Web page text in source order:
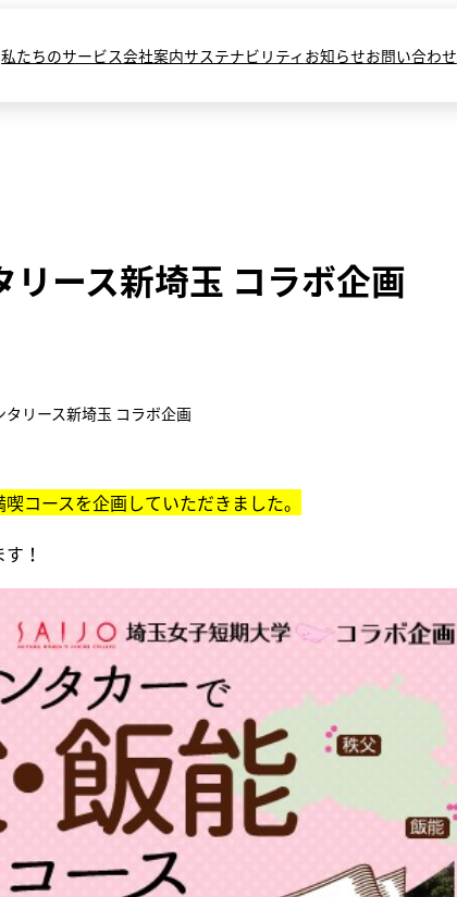
私たちのサービス会社案内サステナビリティ お知らせお問い合わせ
ース新埼玉 コラボ企画
リース新埼玉 コラボ企画
コースを企画していただきました。
！